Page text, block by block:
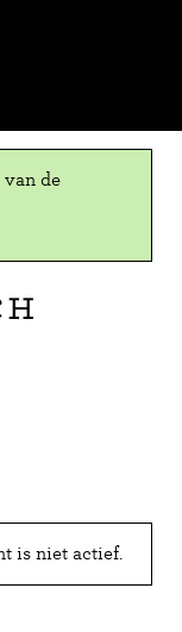
van de
is niet actief.